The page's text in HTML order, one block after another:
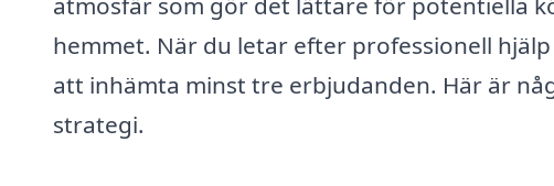
hemmet. När du letar efter professionell
att inhämta minst tre erbjudanden. Här är
strategi.